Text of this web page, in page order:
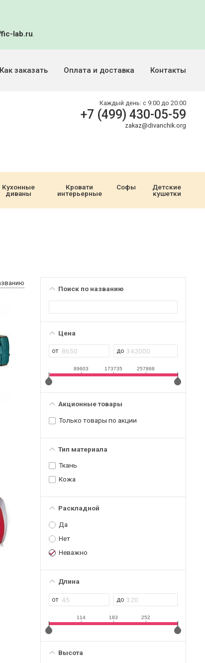
lab.ru.
Как заказать Оплата и доставка Контакты
Каждый день: с 9:00 до 20:00
+7 (499) 430-05-59
zakaz@divanchik.org
Кухонные
диваны
Кровати
интерьерные
Софы
Детские
кушетки
Поиск по названию
Цена
89603 173735 257868
Акционные товары
Только товары по акции
Тип материала
Ткань
Кожа
Раскладной
Да
Нет
Неважно
Длина
114 183 252
Высота